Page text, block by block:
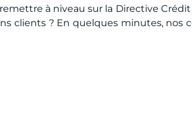
à niveau sur la Directive
clients ? En quelques minutes, nos